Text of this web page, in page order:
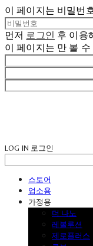
이 페이지는 비밀번
먼저 로그인 후 이용
이 페이지는 만 볼 수
LOG IN 로그인
스토어
업소용
가정용
더 나노
레볼루션
제로플러스